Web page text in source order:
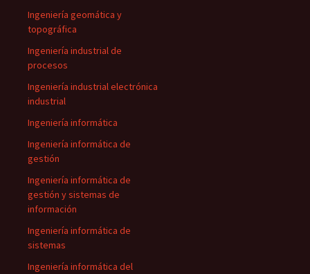
Ingeniería geomática y
topográfica
Ingeniería industrial de
procesos
Ingeniería industrial electrónica
industrial
Ingeniería informática
Ingeniería informática de
gestión
Ingeniería informática de
gestión y sistemas de
información
Ingeniería informática de
sistemas
Ingeniería informática del